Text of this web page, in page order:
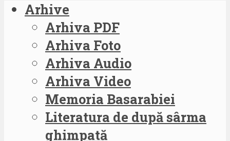
Arhive
Arhiva PDF
Arhiva Foto
Arhiva Audio
Arhiva Video
Memoria Basarabiei
Literatura de după sârma
ghimpată